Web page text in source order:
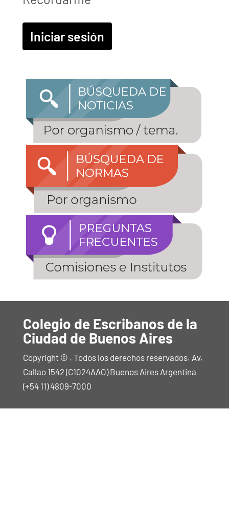
Colegio de Escribanos de la
Ciudad de Buenos Aires
Copyright © . Todos los derechos reservados. Av.
Callao 1542 (C1024AAO) Buenos Aires Argentina
(+54 11) 4809-7000